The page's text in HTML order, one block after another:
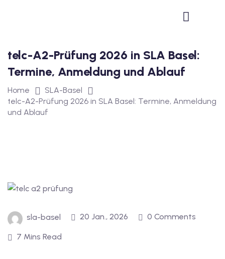
B1
Deutsch B1
B1
Deutsch B2
telc-A2-Prüfung 2026 in SLA Basel:
Termine, Anmeldung und Ablauf
Home
SLA-Basel
telc-A2-Prüfung 2026 in SLA Basel: Termine, Anmeldung
und Ablauf
sla-basel 20 Jan., 2026 0 Comments
7 Mins Read